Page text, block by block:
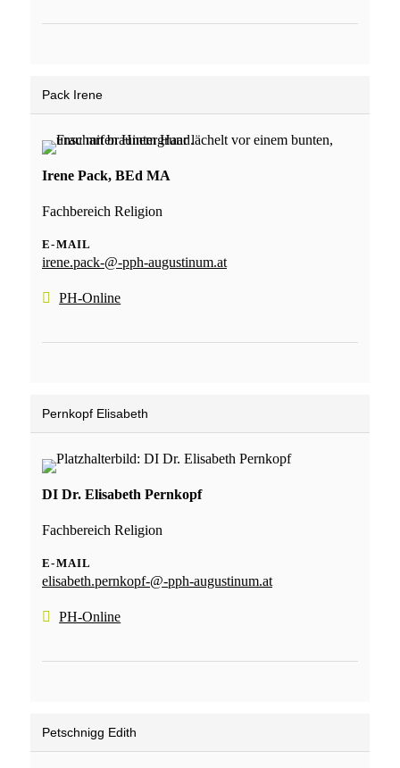
Pack Irene
Irene Pack, BEd MA
Fachbereich Religion
E-MAIL
irene.pack-@-pph-augustinum.at
PH-Online
Pernkopf Elisabeth
DI Dr. Elisabeth Pernkopf
Fachbereich Religion
E-MAIL
elisabeth.pernkopf-@-pph-augustinum.at
PH-Online
Petschnigg Edith